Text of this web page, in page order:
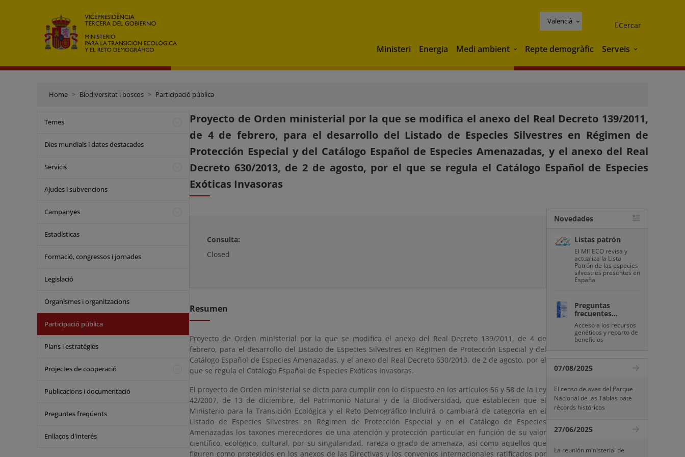
Valencià Cercar
Ministeri Energia Medi ambient Medi ambient
Repte demogràfic Serveis Serveis
Home Biodiversitat i boscos Participació pública
Temes
Dies mundials i dates destacades
Servicis
Ajudes i subvencions
Campanyes
Estadísticas
Formació, congressos i jornades
Legislació
Organismes i organitzacions
Participació pública
Plans i estratègies
Projectes de cooperació
Publicacions i documentació
Preguntes freqüents
Enllaços d'interés
Proyecto de Orden ministerial por la que se modifica el anexo del Real Decreto 139/2011,
de 4 de febrero, para el desarrollo del Listado de Especies Silvestres en Régimen de
Protección Especial y del Catálogo Español de Especies Amenazadas, y el anexo del Real
Decreto 630/2013, de 2 de agosto, por el que se regula el Catálogo Español de Especies
Exóticas Invasoras
Consulta:
Closed
Resumen
Proyecto de Orden ministerial por la que se modifica el anexo del Real Decreto 139/2011, de 4 de
febrero, para el desarrollo del Listado de Especies Silvestres en Régimen de Protección Especial y del
Catálogo Español de Especies Amenazadas, y el anexo del Real Decreto 630/2013, de 2 de agosto, por el
que se regula el Catálogo Español de Especies Exóticas Invasoras.
El proyecto de Orden ministerial se dicta para cumplir con lo dispuesto en los artículos 56 y 58 de la Ley
42/2007, de 13 de diciembre, del Patrimonio Natural y de la Biodiversidad, que establecen que el
Ministerio para la Transición Ecológica y el Reto Demográfico incluirá o cambiará de categoría en el
Listado de Especies Silvestres en Régimen de Protección Especial y en el Catálogo de Especies
Amenazadas los taxones merecedores de una atención y protección particular en función de su valor
científico, ecológico, cultural, por su singularidad, rareza o grado de amenaza, así como aquellos que
figuren como protegidos en los anexos de las Directivas y los convenios internacionales ratificados por
Novedades
Listas patrón
El MITECO revisa y
actualiza la Lista
Patrón de las especies
silvestres presentes en
España
Preguntas
frecuentes...
Acceso a los recursos
genéticos y reparto de
beneficios
07/08/2025
El censo de aves del Parque
Nacional de las Tablas bate
récords históricos
27/06/2025
La reunión ministerial de